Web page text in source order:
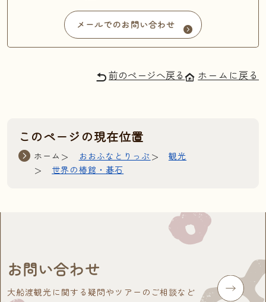
メールでのお問い合わせ
前のページへ戻る ホームに戻る
このページの現在位置
ホーム おおふなとりっぷ
観光
世界の椿館・碁石
お問い合わせ
大船渡観光に関する疑問やツアーのご相談など